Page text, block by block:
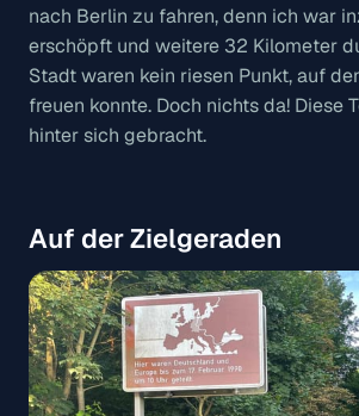
nach Berlin zu fahren, denn ich war
erschöpft und weitere 32 Kilometer
Stadt waren kein riesen Punkt, auf
freuen konnte. Doch nichts da! Diese
hinter sich gebracht.
Auf der Zielgeraden